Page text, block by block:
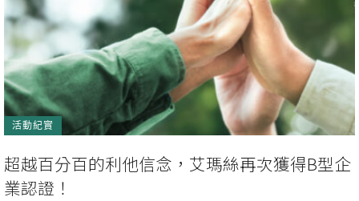
活動紀實
超越百分百的利他信念，艾瑪絲再次獲得B型企
業認證！